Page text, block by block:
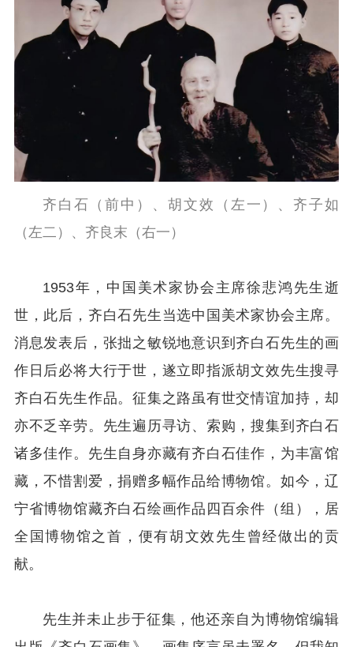
齐白石（前中）、胡文效（左一）、齐子如
（左二）、齐良末（右一）
1953年，中国美术家协会主席徐悲鸿先生逝
世，此后，齐白石先生当选中国美术家协会主席。
消息发表后，张拙之敏锐地意识到齐白石先生的画
作日后必将大行于世，遂立即指派胡文效先生搜寻
齐白石先生作品。征集之路虽有世交情谊加持，却
亦不乏辛劳。先生遍历寻访、索购，搜集到齐白石
诸多佳作。先生自身亦藏有齐白石佳作，为丰富馆
藏，不惜割爱，捐赠多幅作品给博物馆。如今，辽
宁省博物馆藏齐白石绘画作品四百余件（组），居
全国博物馆之首，便有胡文效先生曾经做出的贡
献。
先生并未止步于征集，他还亲自为博物馆编辑